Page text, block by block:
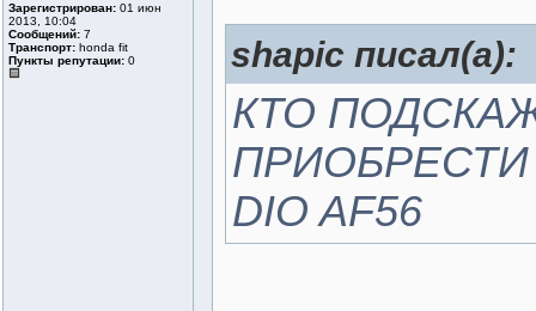
Зарегистрирован: 01 июн
2013, 10:04
Сообщений: 7
Транспорт: honda fit
Пункты репутации: 0 shapic писал(а):
КТО
ПРИОБРЕСТИ
DIO AF56